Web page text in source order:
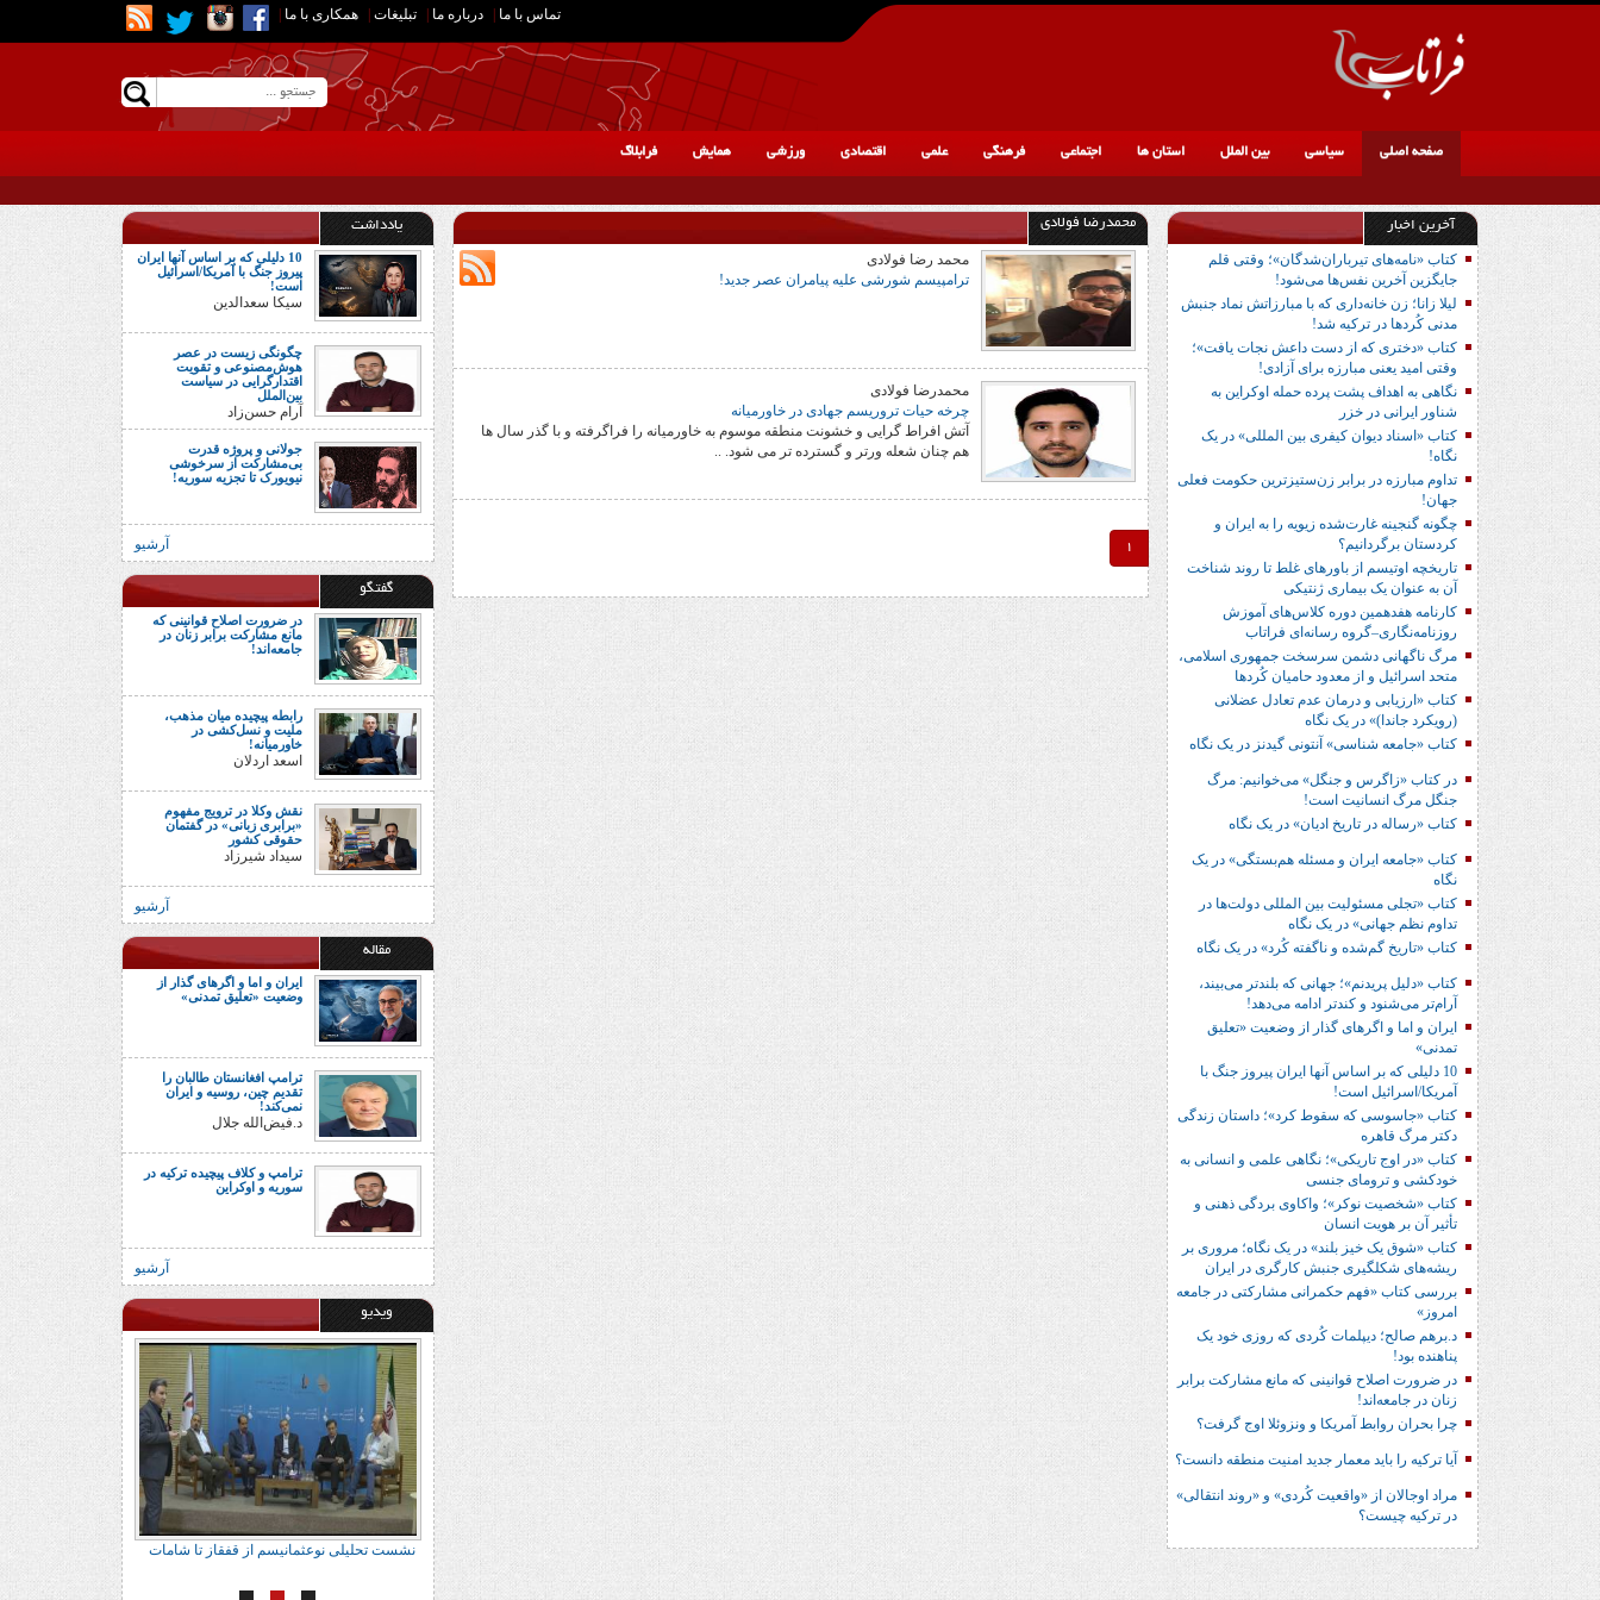
تماس با ما درباره ما تبلیغات همکاری با ما
صفحه اصلی سیاسی بین الملل استان ها اجتماعی فرهنگی علمی اقتصادی ورزشی همایش فرابلاگ
آخرین اخبار
کتاب «نامه‌های تیرباران‌شدگان»؛ وقتی قلم
جایگزین آخرین نفس‌ها می‌شود!
لیلا زانا؛ زن خانه‌داری که با مبارزاتش نماد جنبش
مدنی کُردها در ترکیه شد!
کتاب «دختری که از دست داعش نجات یافت»؛
وقتی امید یعنی مبارزه برای آزادی!
نگاهی به اهداف پشت پرده حمله اوکراین به
شناور ایرانی در خزر
کتاب «اسناد دیوان کیفری بین المللی» در یک
نگاه!
تداوم مبارزه در برابر زن‌ستیزترین حکومت فعلی
جهان!
چگونه گنجینه غارت‌شده زیویه را به ایران و
کردستان برگردانیم؟
تاریخچه اوتیسم از باورهای غلط تا روند شناخت
آن به عنوان یک بیماری ژنتیکی
کارنامه هفدهمین دوره کلاس‌های آموزش
روزنامه‌نگاری–گروه رسانه‌ای فراتاب
مرگ ناگهانی دشمن سرسخت جمهوری اسلامی،
متحد اسرائیل و از معدود حامیان کُردها
کتاب «ارزیابی و درمان عدم تعادل عضلانی
(رویکرد جاندا)» در یک نگاه
کتاب «جامعه شناسی» آنتونی گیدنز در یک نگاه
در کتاب «زاگرس و جنگل» می‌خوانیم: مرگ
جنگل مرگ انسانیت است!
کتاب «رساله در تاریخ ادیان» در یک نگاه
کتاب «جامعه ایران و مسئله هم‌بستگی» در یک
نگاه
کتاب «تجلی مسئولیت بین المللی دولت‌ها در
تداوم نظم جهانی» در یک نگاه
کتاب «تاریخ گم‌شده و ناگفته کُرد» در یک نگاه
کتاب «دلیل پریدنم»؛ جهانی که بلندتر می‌بیند،
آرام‌تر می‌شنود و کندتر ادامه می‌دهد!
ایران و اما و اگرهای گذار از وضعیت «تعلیق
تمدنی»
10 دلیلی که بر اساس آنها ایران پیروز جنگ با
آمریکا/اسرائیل است!
کتاب «جاسوسی که سقوط کرد»؛ داستان زندگی
دکتر مرگ قاهره
کتاب «در اوج تاریکی»؛ نگاهی علمی و انسانی به
خودکشی و ترومای جنسی
کتاب «شخصیت نوکر»؛ واکاوی بردگی ذهنی و
تأثیر آن بر هویت انسان
کتاب «شوق یک خیز بلند» در یک نگاه؛ مروری بر
ریشه‌های شکل‎گیری جنبش کارگری در ایران
بررسی کتاب «فهم حکمرانی مشارکتی در جامعه
امروز»
د.برهم صالح؛ دیپلمات کُردی که روزی خود یک
پناهنده بود!
در ضرورت اصلاح قوانینی که مانع مشارکت برابر
زنان در جامعه‌اند!
چرا بحران روابط آمریکا و ونزوئلا اوج گرفت؟
آیا ترکیه را باید معمار جدید امنیت منطقه دانست؟
مراد اوجالان از «واقعیت کُردی» و «روند انتقالی»
در ترکیه چیست؟
محمدرضا فولادی
محمد رضا فولادی
ترامپیسم شورشی علیه پیامران عصر جدید!
محمدرضا فولادی
چرخه حیات تروریسم جهادی در خاورمیانه
آتش افراط گرایی و خشونت منطقه موسوم به خاورمیانه را فراگرفته و با گذر سال ها
هم چنان شعله ورتر و گسترده تر می شود. ..
1
یادداشت
10 دلیلی که بر اساس آنها ایران
پیروز جنگ با آمریکا/اسرائیل
است!
سیکا سعدالدین
چگونگی زیست در عصر
هوش‌مصنوعی و تقویت
اقتدارگرایی در سیاست
بین‌الملل
آرام حسن‌زاد
جولانی و پروژه قدرت
بی‌مشارکت از سرخوشی
نیویورک تا تجزیه سوریه!
آرشیو
گفتگو
در ضرورت اصلاح قوانینی که
مانع مشارکت برابر زنان در
جامعه‌اند!
رابطه پیچیده میان مذهب،
ملیت و نسل‌کشی در
خاورمیانه!
اسعد اردلان
نقش وکلا در ترویج مفهوم
«برابری زبانی» در گفتمان
حقوقی کشور
سیداد شیرزاد
آرشیو
مقاله
ایران و اما و اگرهای گذار از
وضعیت «تعلیق تمدنی»
ترامپ افغانستان طالبان را
تقدیم چین، روسیه و ایران
نمی‌کند!
د.فیض‌الله جلال
ترامپ و کلاف پیچیده ترکیه در
سوریه و اوکراین
آرشیو
ویدیو
نشست تحلیلی نشست تحلیلی نوعثمانیسم از قفقاز تا شامات تحلیل بحران یمن در گفتوگو با منصور براتی